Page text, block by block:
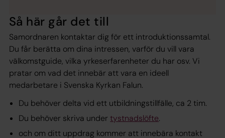
Så här går det till
Samordnaren kontaktar dig för ett introduktionssamtal.
Du får berätta om dina intressen, varför du vill vara
välkomstguide, vilka yrkeserfarenheter du har osv. Vi
pratar om vad det innebär att vara en ideell
medarbetare i Svenska Kyrkan Falun.
Du behöver delta vid ett utbildningstillfälle, ca 2 tim.
Du behöver skriva undertystnadslöfte.
och om ditt uppdrag kommer att innebära kontakt